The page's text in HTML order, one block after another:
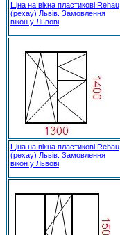
Ціна на вікна пластикові Rehau
(рехау) Львів. Замовлення
вікон у Львові
Ціна на вікна пластикові Rehau
(рехау) Львів. Замовлення
вікон у Львові